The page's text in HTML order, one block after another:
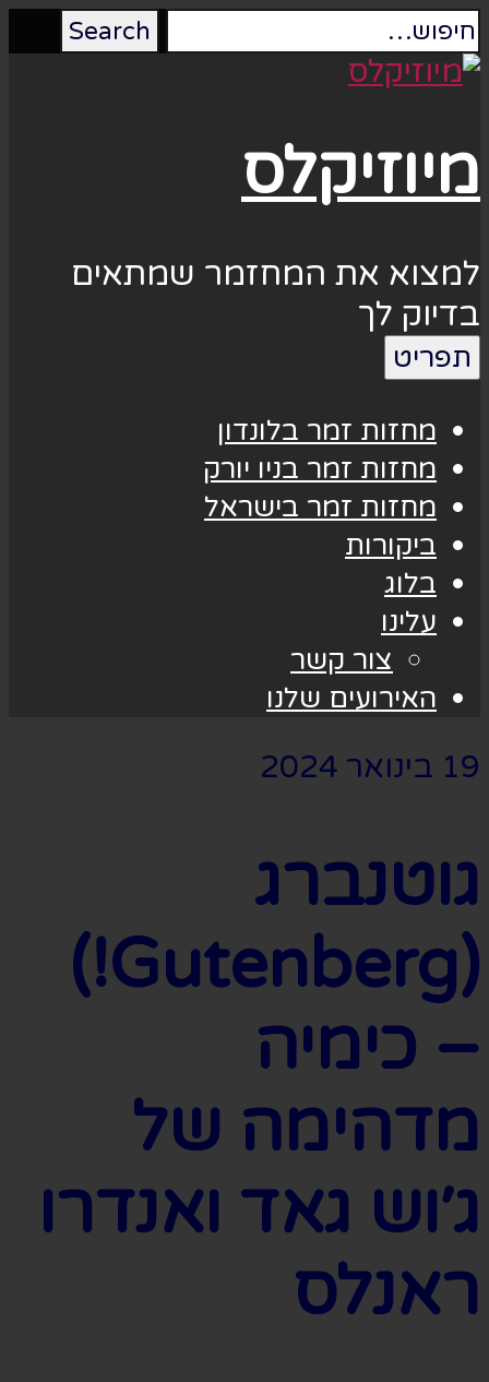
מיוזיקלס
למצוא את המחזמר שמתאים
בדיוק לך
תפריט
מחזות זמר בלונדון
מחזות זמר בניו יורק
מחזות זמר בישראל
ביקורות
בלוג
עלינו
צור קשר
האירועים שלנו
19 בינואר 2024
גוטנברג
(Gutenberg!)
– כימיה
מדהימה של
ג׳וש גאד ואנדרו
ראנלס